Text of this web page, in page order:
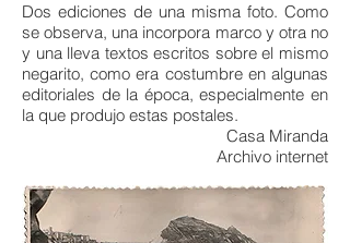
Dos ediciones de una misma foto. Como
se observa, una incorpora marco y otra no
y una lleva textos escritos sobre el mismo
negarito, como era costumbre en algunas
editoriales de la época, especialmente en
la que produjo estas postales.
Casa Miranda
Archivo internet